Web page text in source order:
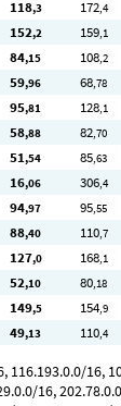
118,3 172,4
152,2 159,1
84,15 108,2
59,96 68,78
95,81 128,1
58,88 82,70
51,54 85,63
16,06 306,4
94,97 95,55
88,40 110,7
127,0 168,1
52,10 80,18
149,5 154,9
49,13 110,4
16,
16,